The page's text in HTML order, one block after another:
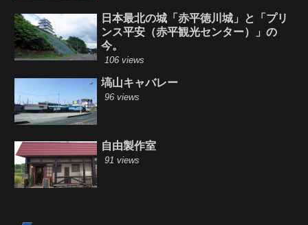
日本最北の城「赤平徳川城」と「プリ
ンス平安（赤平観光センター）」の
今。
106 views
塙山キャバレー
96 views
自由製作室
91 views